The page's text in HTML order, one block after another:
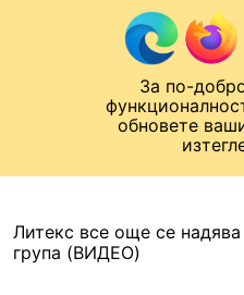
За по-
обновете
Към съдържанието
Лига на Конференциите
Литекс все още се надява
група (ВИДЕО)